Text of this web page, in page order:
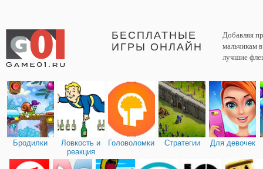
БЕСПЛАТНЫЕ
ИГРЫ ОНЛАЙН
Добавляя
мальчикам
лучшие
Бродилки
Ловкость и
реакция
Головоломки Стратегии Для девочек